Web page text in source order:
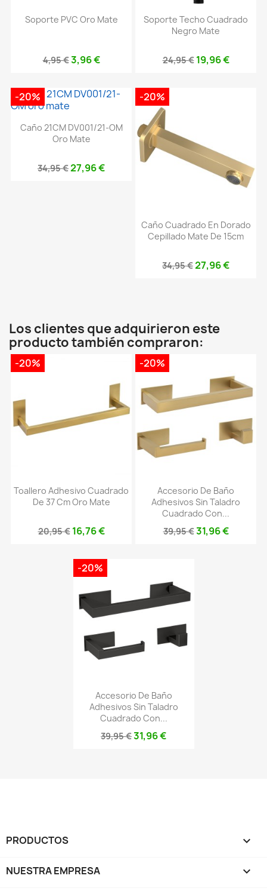
Soporte PVC Oro Mate
4,95 €3,96 €
Soporte Techo Cuadrado
Negro Mate
24,95 € 19,96 €
Caño 21CM DV001/21-OM
Oro Mate
34,95 €27,96 €
-20%
Caño Cuadrado En Dorado
Cepillado Mate De 15cm
34,95 €27,96 €
-20%
Los clientes que adquirieron este
producto también compraron:
Toallero Adhesivo Cuadrado
De 37 Cm Oro Mate
20,95 € 16,76 €
-20%
Accesorio De Baño
Adhesivos Sin Taladro
Cuadrado Con...
39,95 €31,96 €
-20%
Accesorio De Baño
Adhesivos Sin Taladro
Cuadrado Con...
39,95 €31,96 €
-20%
PRODUCTOS 
NUESTRA EMPRESA 